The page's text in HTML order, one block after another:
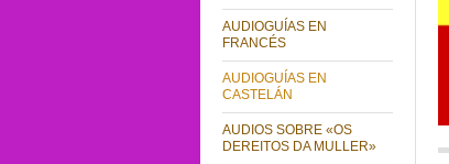
AUDIOGUÍAS EN
FRANCÉS
AUDIOGUÍAS EN
CASTELÁN
AUDIOS SOBRE «OS
DEREITOS DA MULLER»